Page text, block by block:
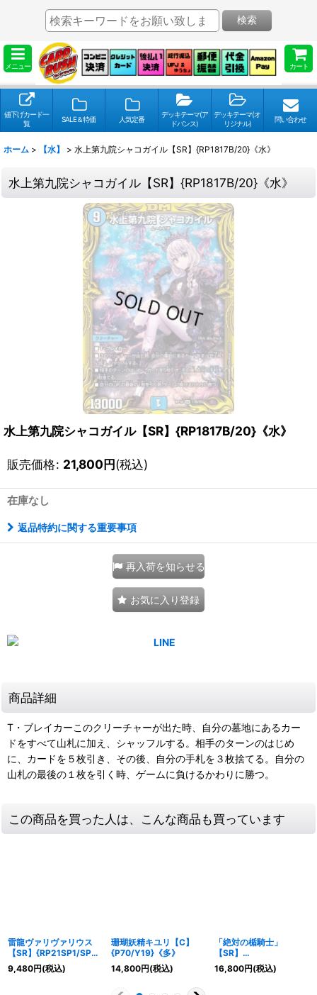
メニュー カート
検索
値下げカード一
覧
SALE＆特価 人気定番
デッキテーマ(ア
ドバンス)
デッキテーマ(オ
リジナル)
問い合わせ
ホーム > 【水】 > 水上第九院シャコガイル【SR】{RP1817B/20}《水》
水上第九院シャコガイル【SR】{RP1817B/20}《水》
水上第九院シャコガイル【SR】{RP1817B/20}《水》
販売価格: 21,800円(税込)
在庫なし
返品特約に関する重要事項
再入荷を知らせる
お気に入り登録
商品詳細
T・ブレイカーこのクリーチャーが出た時、自分の墓地にあるカー
ドをすべて山札に加え、シャッフルする。相手のターンのはじめ
に、カードを５枚引き、その後、自分の手札を３枚捨てる。自分の
山札の最後の１枚を引く時、ゲームに負けるかわりに勝つ。
この商品を買った人は、こんな商品も買っています
雷龍ヴァリヴァリウス
【SR】{RP21SP1/SP5}
《多》
9,480円(税込)
珊瑚妖精キユリ【C】
{P70/Y19}《多》
14,800円(税込)
「絶対の楯騎士」
【SR】
{23RP3SP1/SP5}
《光》
16,800円(税込)